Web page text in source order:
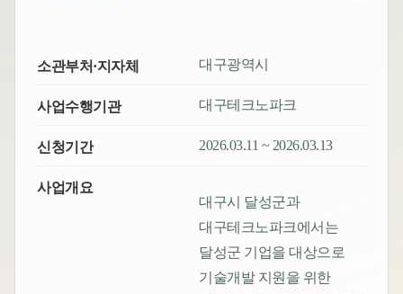
소관부처·지자체 대구광역시
사업수행기관 대구테크노파크
신청기간 2026.03.11 ~ 2026.03.13
사업개요
대구시 달성군과
대구테크노파크에서는
달성군 기업을 대상으로
기술개발 지원을 위한